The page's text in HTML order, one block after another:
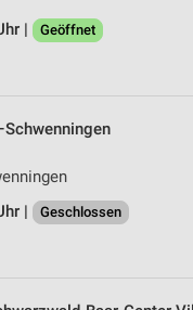
|
Geöffnet
|
Geschlossen